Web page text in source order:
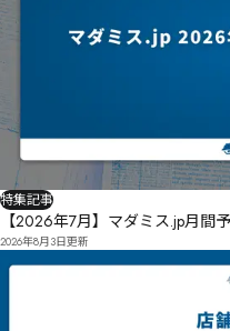
特集記事
【2026年7月】マダミス.jp月間
2026年8月3日更新